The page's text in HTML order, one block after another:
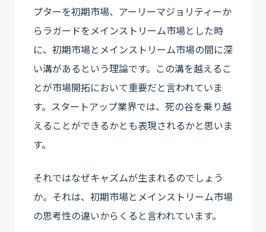
プターを初期市場、アーリーマジョリティーか
らラガードをメインストリーム市場とした時
に、初期市場とメインストリーム市場の間に深
い溝があるという理論です。この溝を越えるこ
とが市場開拓において重要だと言われていま
す。スタートアップ業界では、死の谷を乗り越
えることができるかとも表現されるかと思いま
す。
それではなぜキャズムが生まれるのでしょう
か。それは、初期市場とメインストリーム市場
の思考性の違いからくると言われています。